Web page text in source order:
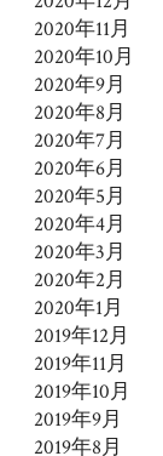
2020年11月
2020年10月
2020年9月
2020年8月
2020年7月
2020年6月
2020年5月
2020年4月
2020年3月
2020年2月
2020年1月
2019年12月
2019年11月
2019年10月
2019年9月
2019年8月